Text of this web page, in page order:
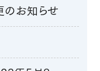
のお知らせ